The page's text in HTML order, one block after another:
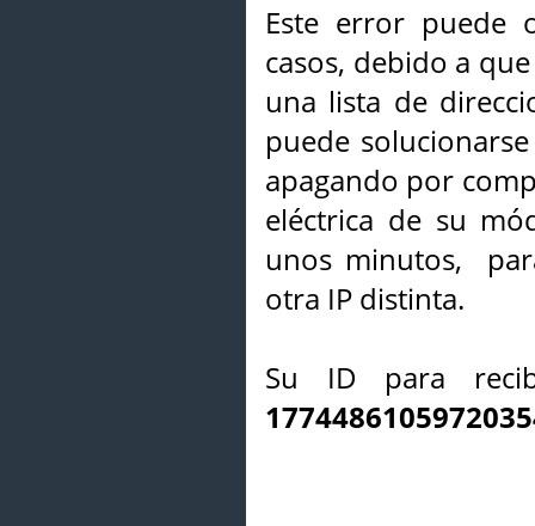
Este error puede
casos, debido a
una lista de
puede
apagando por
eléctrica de su
unos minutos,
otra IP distinta.
Su ID para